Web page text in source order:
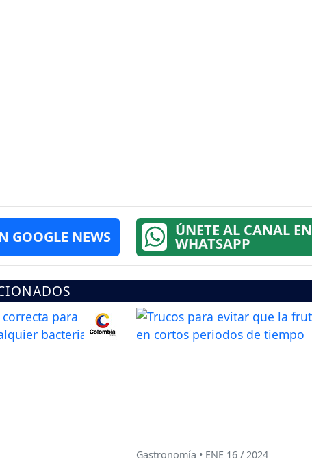
GOOGLE NEWS ÚNETE AL CANAL EN
WHATSAPP
Gastronomía • ENE 16 / 2024